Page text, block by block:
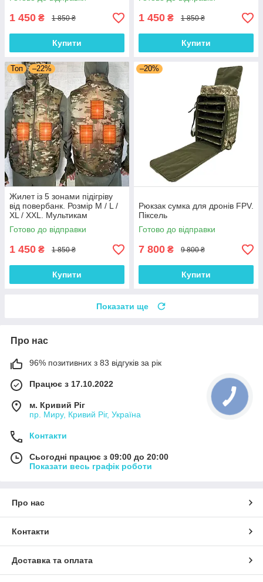
1 450 ₴ 1 850 ₴
Купити
1 450 ₴ 1 850 ₴
Купити
Топ –22%
Жилет із 5 зонами підігріву
від повербанк. Розмір М / L /
XL / XXL. Мультикам
Готово до відправки
1 450 ₴ 1 850 ₴
Купити
–20%
Рюкзак сумка для дронів FPV.
Піксель
Готово до відправки
7 800 ₴ 9 800 ₴
Купити
Показати ще
Про нас
96% позитивних з 83 відгуків за рік
Працює з 17.10.2022
м. Кривий Ріг
пр. Миру, Кривий Ріг, Україна
Контакти
Сьогодні працює з 09:00 до 20:00
Показати весь графік роботи
Про нас
Контакти
Доставка та оплата